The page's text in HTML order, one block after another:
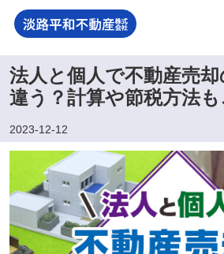
法人と個人で不動産売却
違う？計算や節税方法も
2023-12-12